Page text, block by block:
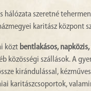
hálózata szeretné
karitász központ
közt bentlakásos,
közösségi szállások. A
kirándulással,
karitászcsoportok,